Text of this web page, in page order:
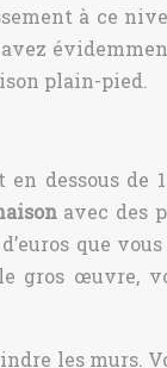
à ce
plain-pied.
dessous de
avec des
que
gros œuvre,
les murs.